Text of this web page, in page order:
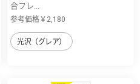
合フレ...
参考価格￥2,180
光沢（グレア）